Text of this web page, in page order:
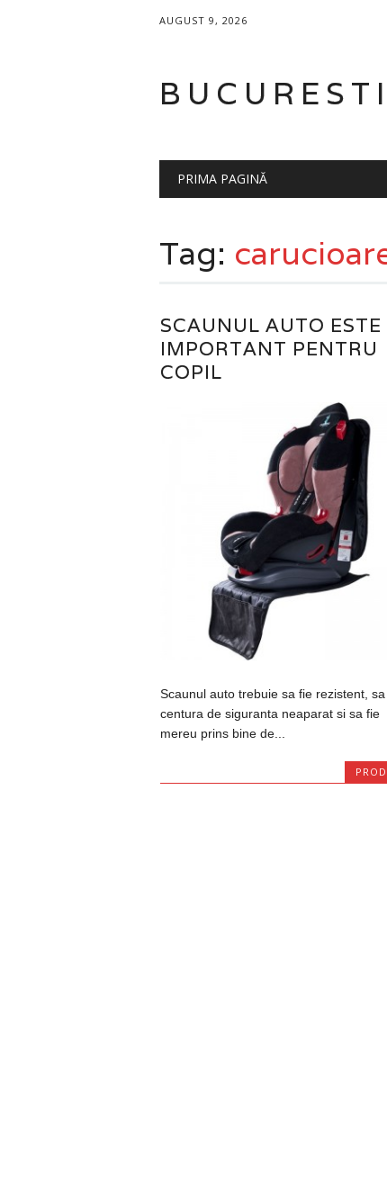
AUGUST 9, 2026
Main menu
PRIMA PAGINĂ
Tag:
SCAUNUL AUTO ESTE
IMPORTANT PENTRU
COPIL
Scaunul auto trebuie sa fie rezistent,
centura de siguranta neaparat si sa fie
mereu prins bine de...